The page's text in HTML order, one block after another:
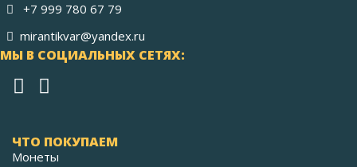
+7 999 780 67 79
mirantikvar@yandex.ru
МЫ В СОЦИАЛЬНЫХ СЕТЯХ:
ЧТО ПОКУПАЕМ
Монеты